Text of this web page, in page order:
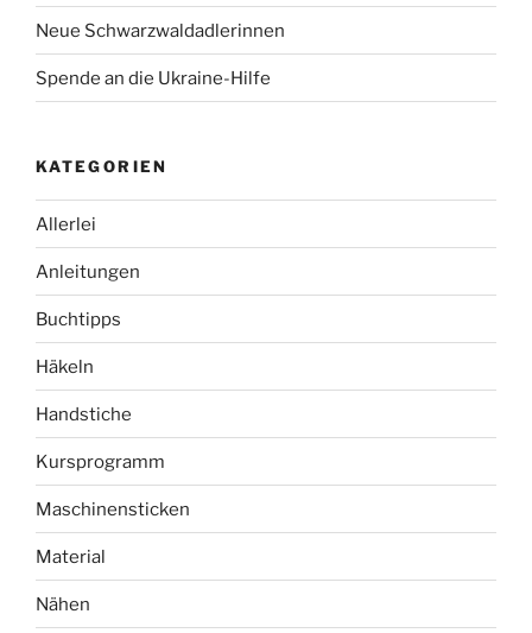
Neue Schwarzwaldadlerinnen
Spende an die Ukraine-Hilfe
KATEGORIEN
Allerlei
Anleitungen
Buchtipps
Häkeln
Handstiche
Kursprogramm
Maschinensticken
Material
Nähen